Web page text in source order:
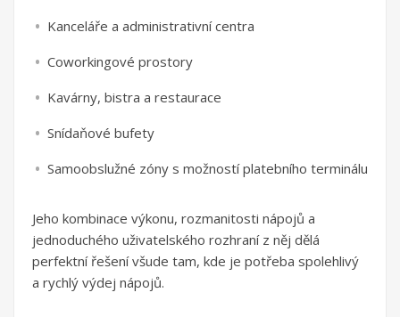
Kanceláře a administrativní centra
Coworkingové prostory
Kavárny, bistra a restaurace
Snídaňové bufety
Samoobslužné zóny s možností platebního terminálu
Jeho kombinace výkonu, rozmanitosti nápojů a
jednoduchého uživatelského rozhraní z něj dělá
perfektní řešení všude tam, kde je potřeba spolehlivý
a rychlý výdej nápojů.